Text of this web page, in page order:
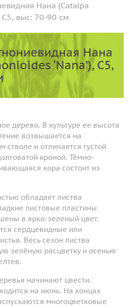
Нана (Catalpa
С5, выс: 70-90 см
Нана
‘Nana’), С5,
дерево. В культуре ее высота
возвышается на
стволе и отличается густой
кроной. Тёмно-
кора состоит из
обладает листва
листовые пластины
в ярко-зеленый цвет.
сердцевидные или
Весь сезон листва
зелёную расцветку и осенью
начинают цвести.
на июнь. На концах
многоцветковые